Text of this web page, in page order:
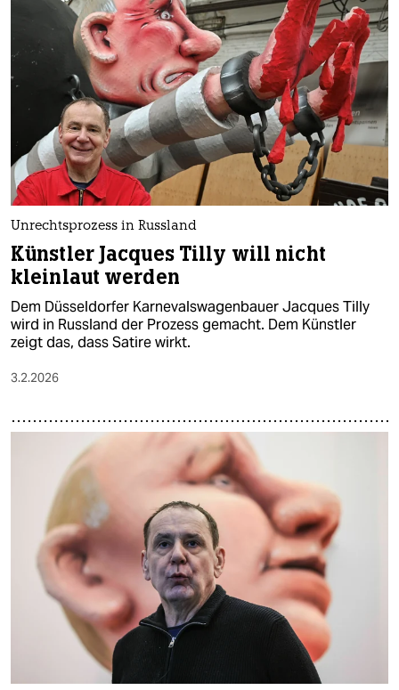
Unrechtsprozess in Russland
Künstler Jacques Tilly will nicht
kleinlaut werden
Dem Düsseldorfer Karnevalswagenbauer Jacques Tilly
wird in Russland der Prozess gemacht. Dem Künstler
zeigt das, dass Satire wirkt.
3.2.2026